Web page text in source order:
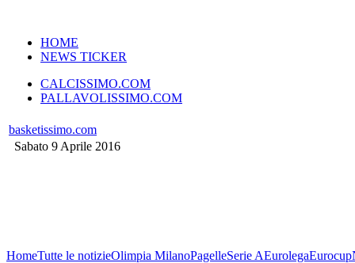
HOME
NEWS TICKER
CALCISSIMO.COM
PALLAVOLISSIMO.COM
basketissimo.com
Sabato 9 Aprile 2016
HomeTutte le notizieOlimpia MilanoPagelleSerie AEurolegaEurocup